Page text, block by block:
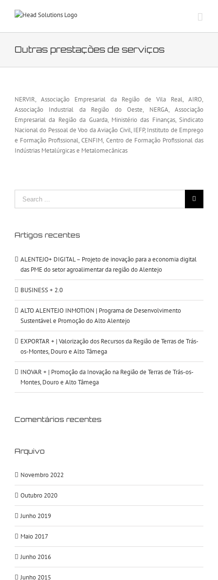
Outras prestações de serviços
NERVIR, Associação Empresarial da Região de Vila Real, AIRO,
Associação Industrial da Região do Oeste, NERGA, Associação
Empresarial da Região da Guarda, Ministério das Finanças, Sindicato
Nacional do Pessoal de Voo da Aviação Civil, IEFP, Instituto de Emprego
e Formação Profissional, CENFIM, Centro de Formação Profissional das
Indústrias Metalúrgicas e Metalomecânicas
Artigos recentes
ALENTEJO+ DIGITAL – Projeto de inovação para a economia digital
das PME do setor agroalimentar da região do Alentejo
BUSINESS + 2.0
ALTO ALENTEJO INMOTION | Programa de Desenvolvimento
Sustentável e Promoção do Alto Alentejo
EXPORTAR + | Valorização dos Recursos da Região de Terras de Trás-
os-Montes, Douro e Alto Tâmega
INOVAR + | Promoção da Inovação na Região de Terras de Trás-os-
Montes, Douro e Alto Tâmega
Comentários recentes
Arquivo
Novembro 2022
Outubro 2020
Junho 2019
Maio 2017
Junho 2016
Junho 2015